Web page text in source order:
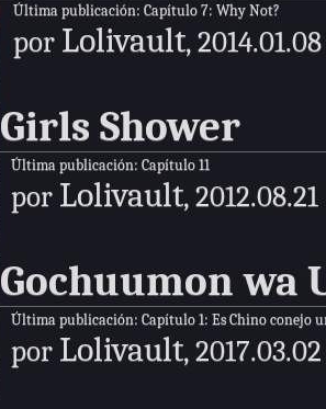
Última publicación: Capítulo 7: Why Not?
por Lolivault, 2014.01.08
Girls Shower
Última publicación: Capítulo 11
por Lolivault, 2012.08.21
Gochuumon wa
Última publicación: Capítulo 1: Es Chino conejo
por Lolivault, 2017.03.02